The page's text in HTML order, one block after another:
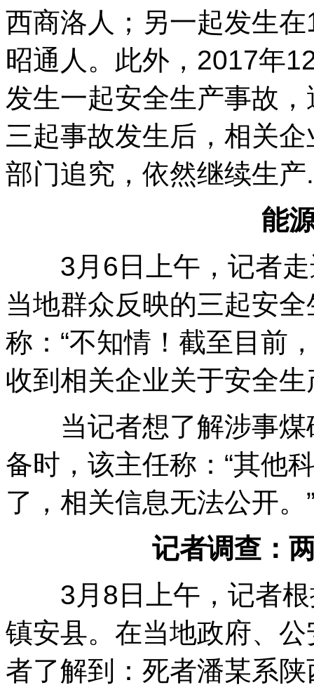
西商洛人；另一起发生
昭通人。此外，2017年
发生一起安全生产事故
三起事故发生后，相关
部门追究，依然继续生产
能
3月6日上午，记者走
当地群众反映的三起安
称：“不知情！截至目前
收到相关企业关于安全生
当记者想了解涉事煤
备时，该主任称：“其他
了，相关信息无法公开。
记者调查：
3月8日上午，记者根
镇安县。在当地政府、
者了解到：死者潘某系